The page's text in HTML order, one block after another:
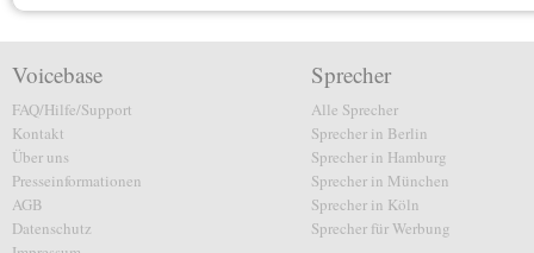
Voicebase
FAQ/Hilfe/Support
Kontakt
Über uns
Presseinformationen
AGB
Datenschutz
Sprecher
Alle Sprecher
Sprecher in Berlin
Sprecher in Hamburg
Sprecher in München
Sprecher in Köln
Sprecher für Werbung